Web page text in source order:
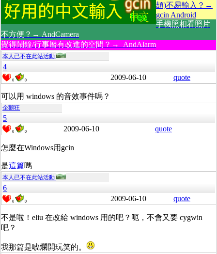
頡)不易輸入？→
gcin Android
手機照相看照片
不方便？→ AndCamera
覺得鬧鐘/行事曆有改進的空間？→ AndAlarm
本人已不在此站活動
4
0 0 2009-06-10 quote
可以用 windows 的音效事件嗎？
企鵝狂
5
0 0 2009-06-10 quote
怎麼在Windows用gcin
是這篇嗎
本人已不在此站活動
6
0 0 2009-06-10 quote
不是啦！eliu 在改給 windows 用的吧？呃，不會又要 cygwin
吧？
我那篇是唬爛開玩笑的。